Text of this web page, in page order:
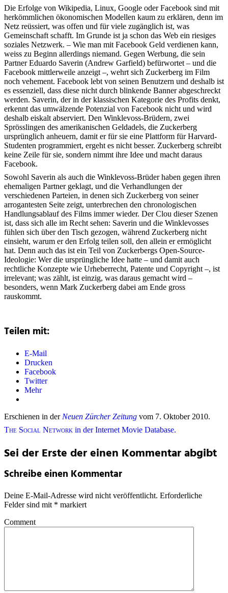
Die Erfolge von Wikipedia, Linux, Google oder Facebook sind mit
herkömmlichen ökonomischen Modellen kaum zu erklären, denn im
Netz reüssiert, was offen und für viele zugänglich ist, was
Gemeinschaft schafft. Im Grunde ist ja schon das Web ein riesiges
soziales Netzwerk. – Wie man mit Facebook Geld verdienen kann,
weiss zu Beginn allerdings niemand. Gegen Werbung, die sein
Partner Eduardo Saverin (Andrew Garfield) befürwortet – und die
Facebook mittlerweile anzeigt –, wehrt sich Zuckerberg im Film
noch vehement. Facebook lebt von seinen Benutzern und deshalb ist
es essenziell, dass diese nicht durch blinkende Banner abgeschreckt
werden. Saverin, der in der klassischen Kategorie des Profits denkt,
erkennt das umwälzende Potenzial von Facebook nicht und wird
deshalb eiskalt abserviert. Den Winklevoss-Brüdern, zwei
Sprösslingen des amerikanischen Geldadels, die Zuckerberg
ursprünglich anheuern, damit er für sie eine Plattform für Harvard-
Studenten programmiert, ergeht es nicht besser. Zuckerberg schreibt
keine Zeile für sie, sondern nimmt ihre Idee und macht daraus
Facebook.
Sowohl Saverin als auch die Winklevoss-Brüder haben gegen ihren
ehemaligen Partner geklagt, und die Verhandlungen der
verschiedenen Parteien, in denen sich Zuckerberg von seiner
arrogantesten Seite zeigt, unterbrechen den chronologischen
Handlungsablauf des Films immer wieder. Der Clou dieser Szenen
ist, dass sich alle im Recht sehen: Saverin und die Winklevosses
fühlen sich über den Tisch gezogen, während Zuckerberg nicht
einsieht, warum er den Erfolg teilen soll, den allein er ermöglicht
hat. Denn auch das ist ein Teil von Zuckerbergs Open-Source-
Ideologie: Wer die ursprüngliche Idee hatte – und damit auch
rechtliche Konzepte wie Urheberrecht, Patente und Copyright –, ist
irrelevant; was zählt, ist einzig, was daraus gemacht wird –
besonders, wenn Mark Zuckerberg dabei am Ende gross
rauskommt.
Teilen mit:
E-Mail
Drucken
Facebook
Twitter
Mehr
Erschienen in der Neuen Zürcher Zeitung vom 7. Oktober 2010.
The Social Network in der Internet Movie Database.
Sei der Erste der einen Kommentar abgibt
Schreibe einen Kommentar
Deine E-Mail-Adresse wird nicht veröffentlicht. Erforderliche
Felder sind mit * markiert
Comment